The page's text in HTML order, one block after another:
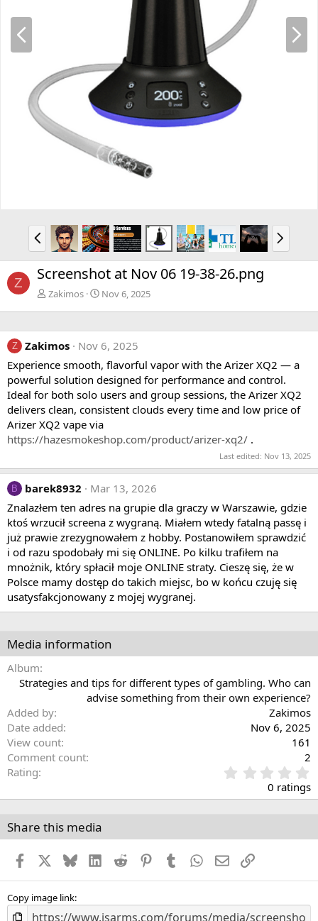
P
e
N
x
P
r
e
v
N
e
x
Z Screenshot at Nov 06 19-38-26.png
Zakimos Nov 6, 2025
Z Zakimos
Nov 6, 2025
Experience smooth, flavorful vapor with the Arizer XQ2 — a
powerful solution designed for performance and control.
Ideal for both solo users and group sessions, the Arizer XQ2
delivers clean, consistent clouds every time and low price of
Arizer XQ2 vape via
https://hazesmokeshop.com/product/arizer-xq2/ .
Last edited: Nov 13, 2025
B barek8932
Mar 13, 2026
Znalazłem ten adres na grupie dla graczy w Warszawie, gdzie
ktoś wrzucił screena z wygraną. Miałem wtedy fatalną passę i
już prawie zrezygnowałem z hobby. Postanowiłem sprawdzić
i od razu spodobały mi się ONLINE. Po kilku trafiłem na
mnożnik, który spłacił moje ONLINE straty. Cieszę się, że w
Polsce mamy dostęp do takich miejsc, bo w końcu czuję się
usatysfakcjonowany z mojej wygranej.
Media information
Album
Strategies and tips for different types of gambling. Who can
advise something from their own experience?
Added by
Zakimos
Date added
Nov 6, 2025
View count
161
Comment count
2
Rating
.
0
t
s
0 ratings
Share this media
Facebook BlueskyLinkedInReddit PinterestTumblr WhatsApp
EmailLink
Copy image link